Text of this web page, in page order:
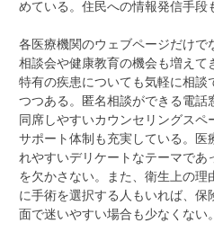
めている。住民への情報発信手段
各医療機関のウェブページだけ
相談会や健康教育の機会も増え
特有の疾患についても気軽に相
つつある。匿名相談ができる電話
同席しやすいカウンセリングス
サポート体制も充実している。医
れやすいデリケートなテーマで
を欠かさない。また、衛生上の
に手術を選択する人もいれば、
面で迷いやすい場合も少なくない。